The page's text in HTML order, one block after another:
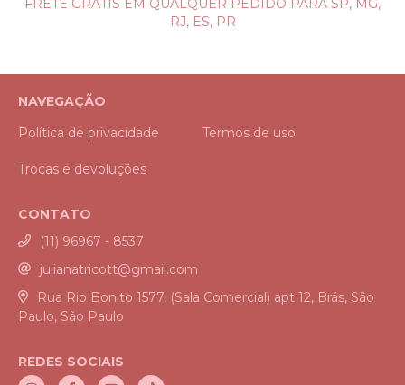
FRETE GRÁTIS EM QUALQUER PEDIDO PARA SP, MG,
RJ, ES, PR
NAVEGAÇÃO
Política de privacidade
Termos de uso
Trocas e devoluções
CONTATO
(11) 96967 - 8537
julianatricott@gmail.com
Rua Rio Bonito 1577, (Sala Comercial) apt 12, Brás, São
Paulo, São Paulo
REDES SOCIAIS